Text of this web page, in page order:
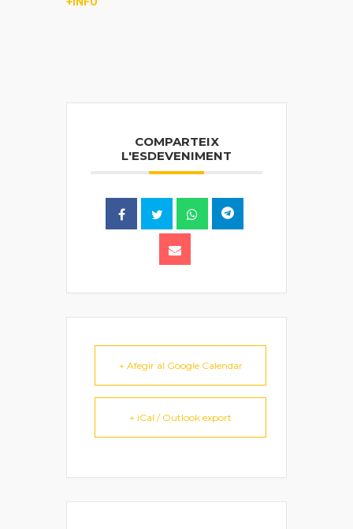
COMPARTEIX
L'ESDEVENIMENT
+ Afegir al Google Calendar
+ iCal / Outlook export